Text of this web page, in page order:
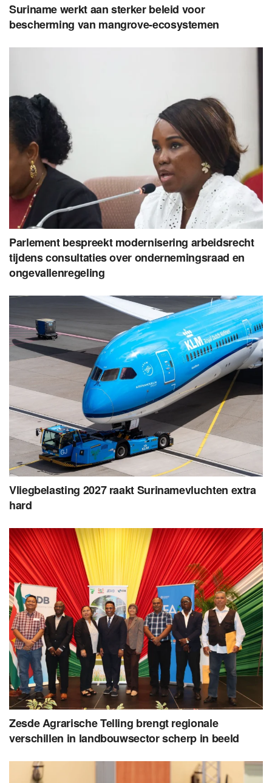
Suriname werkt aan sterker beleid voor
bescherming van mangrove-ecosystemen
Parlement bespreekt modernisering arbeidsrecht
tijdens consultaties over ondernemingsraad en
ongevallenregeling
Vliegbelasting 2027 raakt Surinamevluchten extra
hard
Zesde Agrarische Telling brengt regionale
verschillen in landbouwsector scherp in beeld